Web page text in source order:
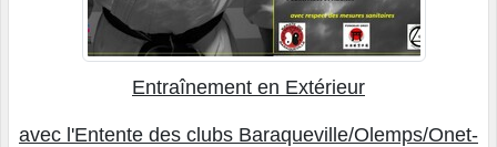
Entraînement en Extérieur
avec l'Entente des clubs Baraqueville/Olemps/Onet-